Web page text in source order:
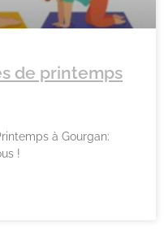
de printemps
à Gourgan:
!